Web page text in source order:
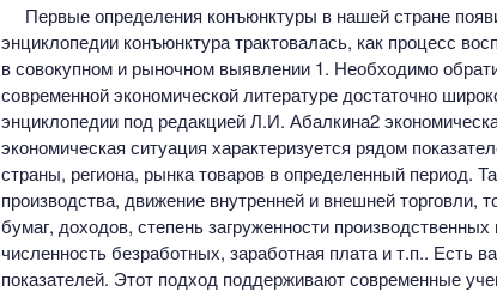
Первые определения конъюнктуры в нашей стране
энциклопедии конъюнктура трактовалась, как процесс
в совокупном и рыночном выявлении 1. Необходимо
современной экономической литературе достаточно
энциклопедии под редакцией Л.И. Абалкина2
экономическая ситуация характеризуется рядом
страны, региона, рынка товаров в определенный период.
производства, движение внутренней и внешней торговли,
бумаг, доходов, степень загруженности
численность безработных, заработная плата и т.п.. Есть
показателей. Этот подход поддерживают современные